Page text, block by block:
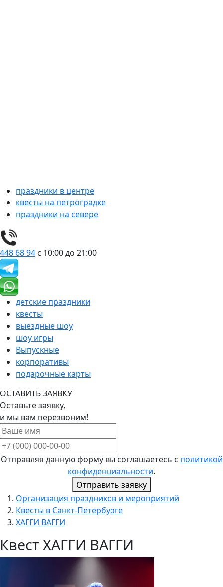
праздники в центре
квесты на петроградке
праздники на севере
448 68 94 с 10:00 до 21:00
детские праздники
квесты
выездные шоу
шоу игры
Выпускные
корпоративы
подарочные карты
ОСТАВИТЬ ЗАЯВКУ
Оставьте заявку,
и мы вам перезвоним!
Отправляя данную форму вы соглашаетесь с политикой
конфиденциальности.
Отправить заявку
Организация праздников и мероприятий
Квесты в Санкт-Петербурге
ХАГГИ ВАГГИ
Квест ХАГГИ ВАГГИ